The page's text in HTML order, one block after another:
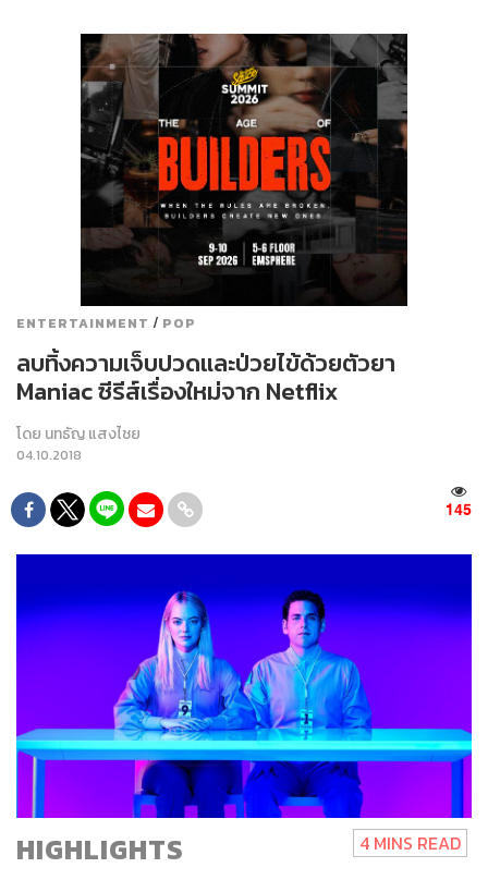
ENTERTAINMENT / POP
ลบทิ้งความเจ็บปวดและป่วยไข้ด้วยตัวยา
Maniac ซีรีส์เรื่องใหม่จาก Netflix
โดย นทธัญ แสงไชย
04.10.2018
145
HIGHLIGHTS 4 MINS READ